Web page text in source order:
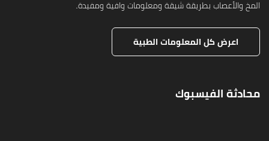
المخ والأعصاب بطريقة شيقة ومعلومات وافية ومفيدة.
اعرض كل المعلومات الطبية
محادثة الفيسبوك